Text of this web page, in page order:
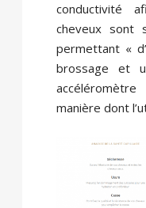
conductivité
cheveux sont
permettant «
brossage et
manière dont